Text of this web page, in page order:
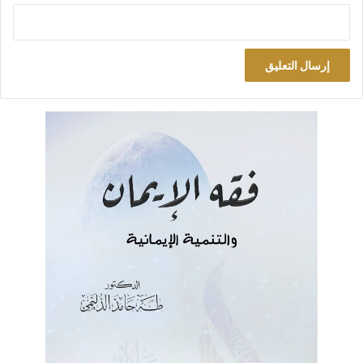
كان هو منهاج حياة الخليفة الموصي ودستوره الرسمي وسلوكه
العملي في حكمه وإدارة شؤون الدولة طيلة حياته. واعتماد وصايا
الموتى على أنها تمثل حياة الميت، لا سيما إن كان حاكماً، شيء يثير
الاستغراب؛ فالمعروف عن الإنسان أنه حين تدنو منيته يتخير في تلك
وأوبته إليه. ويوصي بأفضل ما يمكن تقرباً إلى من سيكون بعد ساعة
بين يديه، ويحمّل خلفه من أحمال وأثقال الوصايا ما لم يكن هو عاملاً
– ربما – بعشر معشارها أثناء حياته! ثم نحن لا ندري ما مدى موثوقية
هذه الوصايا، سيما وأنها رويت بصيغ مختلفة. وإليك بعض الشواهد
رسم لنا صورة زاهية حالمة لذلك الدستور، لا يمكن لأرقى خيال يريد
وصف أعظم وأعدل وأحكم وأرحم وأشمل دستور أن يتمكن من
رسمه على هذه الصيغة! قد يتصور القارئ أن الكاتب استند في ذلك